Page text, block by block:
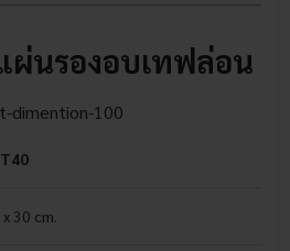
ผ่นรองอบเทฟล่อน
30 cm.